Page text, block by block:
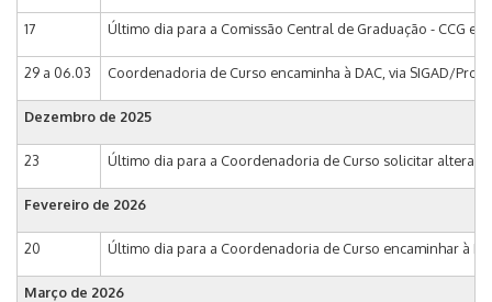
17 Último dia para a Comissão Central de Graduação - CCG
29 a 06.03 Coordenadoria de Curso encaminha à DAC, via SIGAD/
Dezembro de 2025
23 Último dia para a Coordenadoria de Curso solicitar
Fevereiro de 2026
20 Último dia para a Coordenadoria de Curso encaminhar à
Março de 2026